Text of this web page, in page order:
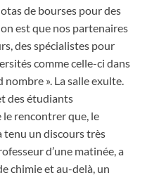
de bourses pour des
est que nos partenaires
des spécialistes pour
comme celle-ci dans
». La salle exulte.
des étudiants
rencontrer que, le
tenu un discours très
d’une matinée, a
chimie et au-delà, un